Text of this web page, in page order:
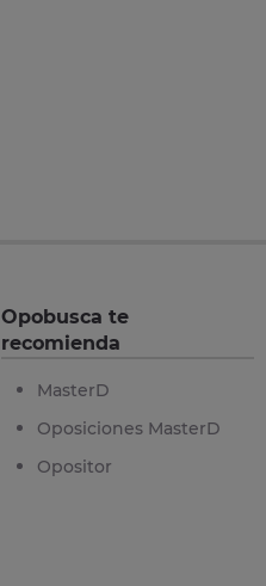
Opobusca te
recomienda
MasterD
Oposiciones MasterD
Opositor